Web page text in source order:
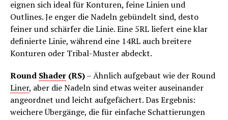
eignen sich ideal für Konturen, feine Linien und
Outlines. Je enger die Nadeln gebündelt sind, desto
feiner und schärfer die Linie. Eine 5RL liefert eine klar
definierte Linie, während eine 14RL auch breitere
Konturen oder Tribal-Muster abdeckt.
Round Shader (RS)– Ähnlich aufgebaut wie der Round
Liner, aber die Nadeln sind etwas weiter auseinander
angeordnet und leicht aufgefächert. Das Ergebnis:
weichere Übergänge, die für einfache Schattierungen